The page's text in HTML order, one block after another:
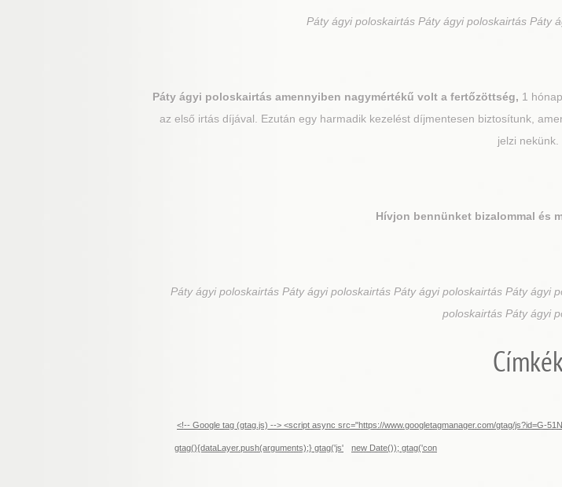
Pátyágyi poloskairtás Páty ágyi poloskairtás Páty
Páty ágyi poloskairtás amennyiben nagymértékű volt a fertőzöttség, 1
az első irtás díjával. Ezután egy harmadik kezelést díjmentesen biztosítunk,
jelzi nekünk.
Hívjon bennünket bizalommal és
Pátyágyi poloskairtás Páty ágyi poloskairtás Páty ágyi poloskairtás Páty ágyi
poloskairtás Páty ágyi
<!-- Google tag (gtag.js) --> <script async src="https://www.googletagmanager.com/gtag/js?id=G-
gtag(){dataLayer.push(arguments);} gtag('js' new Date()); gtag('con